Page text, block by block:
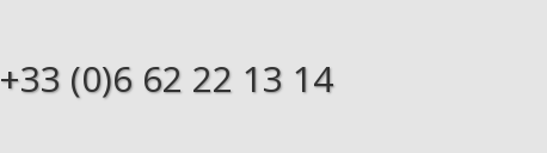
+33 (0)6 62 22 13 14